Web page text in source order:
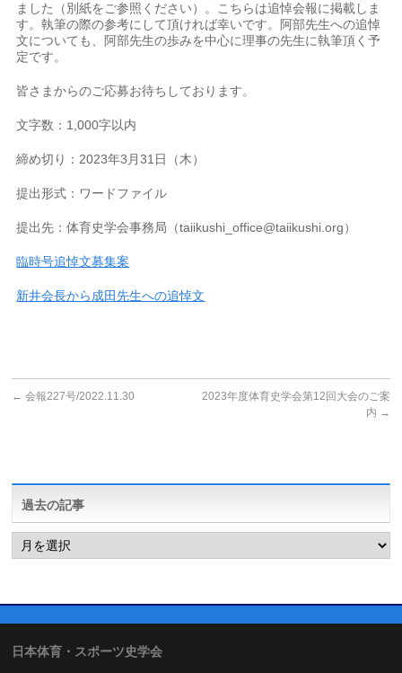
ました（別紙をご参照ください）。こちらは追悼会報に掲載しま
す。執筆の際の参考にして頂ければ幸いです。阿部先生への追悼
文についても、阿部先生の歩みを中心に理事の先生に執筆頂く予
定です。
皆さまからのご応募お待ちしております。
文字数：1,000字以内
締め切り：2023年3月31日（木）
提出形式：ワードファイル
提出先：体育史学会事務局（taiikushi_office@taiikushi.org）
臨時号追悼文募集案
新井会長から成田先生への追悼文
← 会報227号/2022.11.30
2023年度体育史学会第12回大会のご案
内 →
過去の記事
過
去
の
日本体育・スポーツ史学会